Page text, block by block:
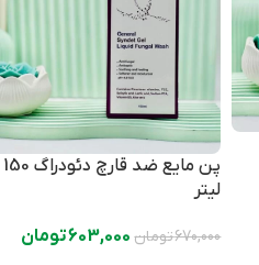
لیتر
670,000تومان 603,000تومان